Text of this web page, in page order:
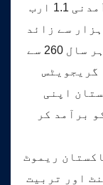
گامزن ہیں، فری لانسرز کی سالانہ آمدنی 1.1 ارب
ڈالر تک پہنچ چکی ہے، ملک میں 26 ہزار سے زائد
آئی ٹی کمپنیاں کام کر رہی ہیں، ہر سال 260 سے
زیادہ گریجویٹس
اپنی
کو برآمد کر
ریموٹ
اور تربیت